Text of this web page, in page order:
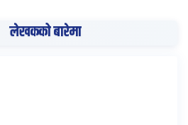
लेखकको बारेमा